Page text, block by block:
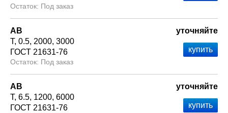
Под заказ
АВ
Т 0.5 2000 3000
ГОСТ 21631-76
Под заказ
уточняйте
АВ
Т 6.5 1200 6000
ГОСТ 21631-76
уточняйте